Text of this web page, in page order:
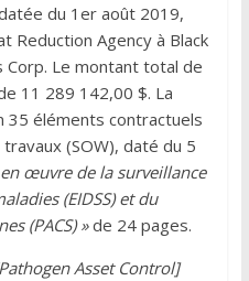
du 1er août 2019,
Reduction Agency à Black
Corp. Le montant total de
11 289 142,00 $. La
35 éléments contractuels
(SOW), daté du 5
œuvre de la surveillance
(EIDSS) et du
(PACS) »de 24 pages.
Asset Control]